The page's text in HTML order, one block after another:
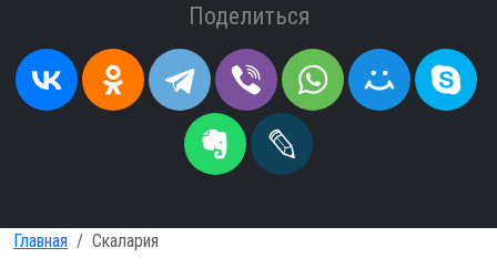
Поделиться
Главная Скалария